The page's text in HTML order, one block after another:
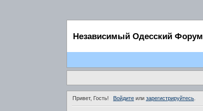
Независимый Одесский Форум
Привет, Гость! Войдитеили зарегистрируйтесь.